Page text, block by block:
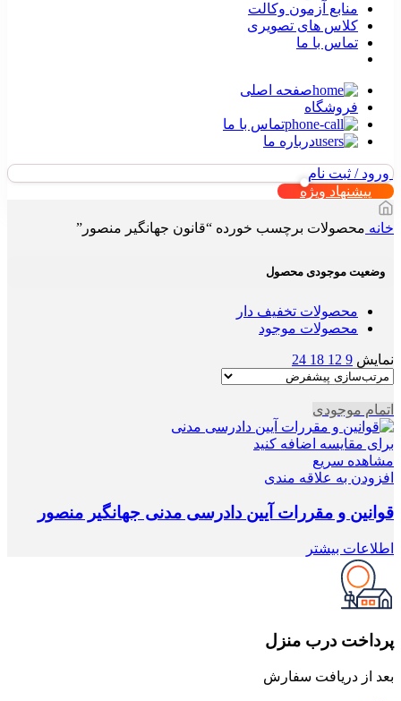
منابع آزمون وکالت
کلاس های تصویری
تماس با ما
صفحه اصلی
فروشگاه
تماس با ما
درباره ما
ورود / ثبت نام
پیشنهاد ویژه
خانه محصولات برچسب خورده “قانون جهانگیر منصور”
وضعیت موجودی محصول
محصولات تخفیف دار
محصولات موجود
نمایش 9
12
18
24
اتمام موجودی
برای مقایسه اضافه کنید
مشاهده سریع
افزودن به علاقه مندی
قوانین و مقررات آیین دادرسی مدنی جهانگیر منصور
اطلاعات بیشتر
پرداخت درب منزل
بعد از دریافت سفارش